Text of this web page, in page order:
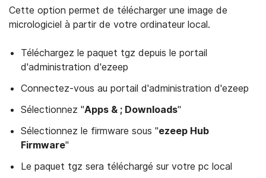
Cette option permet de télécharger une image de
micrologiciel à partir de votre ordinateur local.
Téléchargez le paquet tgz depuis le portail
d'administration d'ezeep
Connectez-vous au portail d'administration d'ezeep
Sélectionnez "Apps & ; Downloads"
Sélectionnez le firmware sous "ezeep Hub
Firmware"
Le paquet tgz sera téléchargé sur votre pc local